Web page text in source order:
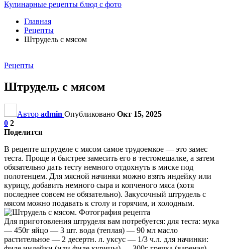
Кулинарные рецепты блюд с фото
Главная
Рецепты
Штрудель с мясом
Рецепты
Штрудель с мясом
Автор admin Опубликовано Окт 15, 2025
0 2
Поделится
В рецепте штруделе с мясом самое трудоемкое — это замес
теста. Проще и быстрее замесить его в тестомешалке, а затем
обязательно дать тесту немного отдохнуть в миске под
полотенцем. Для мясной начинки можно взять индейку или
курицу, добавить немного сыра и копченого мяса (хотя
последнее совсем не обязательно). Закусочный штрудель с
мясом можно подавать к столу и горячим, и холодным.
Для приготовления штруделя вам потребуется: для теста: мука
— 450г яйцо — 3 шт. вода (теплая) — 90 мл масло
растительное — 2 десертн. л. уксус — 1/3 ч.л. для начинки: